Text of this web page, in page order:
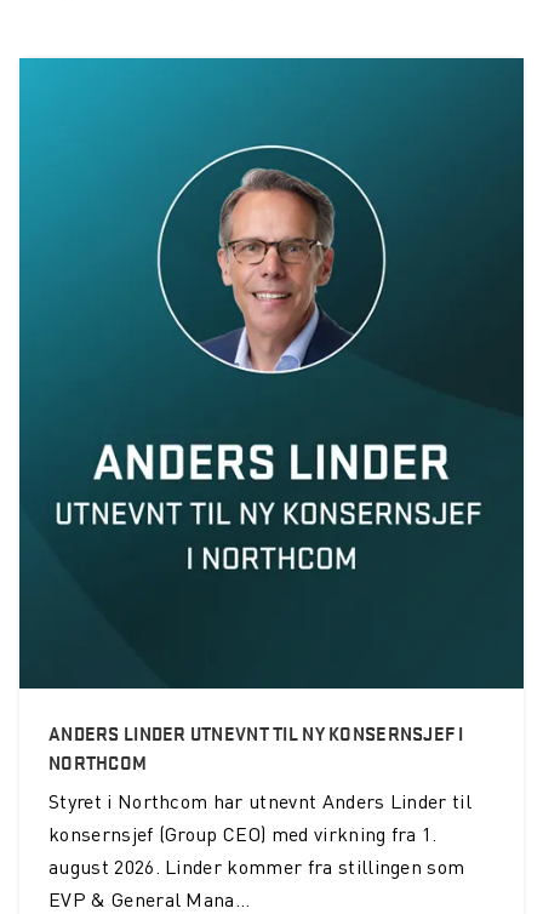
ANDERS LINDER UTNEVNT TIL NY KONSERNSJEF I
NORTHCOM
Styret i Northcom har utnevnt Anders Linder til
konsernsjef (Group CEO) med virkning fra 1.
august 2026. Linder kommer fra stillingen som
EVP & General Mana...